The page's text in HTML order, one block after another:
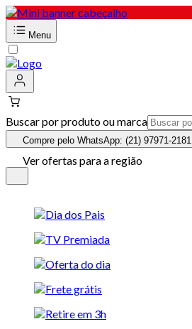
Menu
Buscar por produto ou marca
Compre pelo WhatsApp: (21) 97971-2181
Ver ofertas para a região